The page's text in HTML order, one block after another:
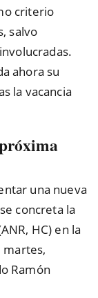
criterio
salvo
ahora su
la vacancia
una nueva
concreta la
HC) en la
martes,
Ramón